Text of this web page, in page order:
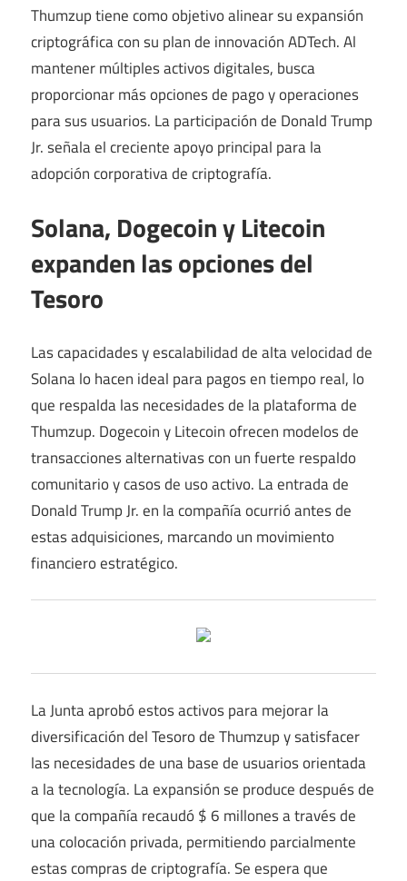
Thumzup tiene como objetivo alinear su expansión
criptográfica con su plan de innovación ADTech. Al
mantener múltiples activos digitales, busca
proporcionar más opciones de pago y operaciones
para sus usuarios. La participación de Donald Trump
Jr. señala el creciente apoyo principal para la
adopción corporativa de criptografía.
Solana, Dogecoin y Litecoin
expanden las opciones del
Tesoro
Las capacidades y escalabilidad de alta velocidad de
Solana lo hacen ideal para pagos en tiempo real, lo
que respalda las necesidades de la plataforma de
Thumzup. Dogecoin y Litecoin ofrecen modelos de
transacciones alternativas con un fuerte respaldo
comunitario y casos de uso activo. La entrada de
Donald Trump Jr. en la compañía ocurrió antes de
estas adquisiciones, marcando un movimiento
financiero estratégico.
La Junta aprobó estos activos para mejorar la
diversificación del Tesoro de Thumzup y satisfacer
las necesidades de una base de usuarios orientada
a la tecnología. La expansión se produce después de
que la compañía recaudó $ 6 millones a través de
una colocación privada, permitiendo parcialmente
estas compras de criptografía. Se espera que